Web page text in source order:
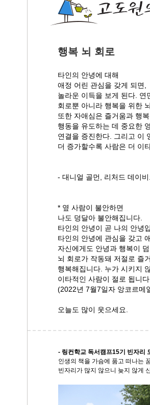
행복 뇌 회로
타인의 안녕에 대해
애정 어린 관심을 갖게 되면,
놀라운 이득을 보게 된다. 연
회로뿐 아니라 행복을 위한
또한 자애심은 즐거움과 행
행동을 유도하는 데 중요한
연결을 증진한다. 그리고 이
더 증가할수록 사람은 더 이
- 대니얼 골먼, 리처드 데이
* 옆 사람이 불안하면
나도 덩달아 불안해집니다.
타인의 안녕이 곧 나의 안녕
타인의 안녕에 관심을 갖고
자신에게도 안녕과 행복이
뇌 회로가 작동돼 저절로 즐
행복해집니다. 누가 시키지
이타적인 사람이 절로 됩니다.
(2022년 7월7일자 앙코르메
오늘도 많이 웃으세요.
- 링컨학교 독서캠프15기 빈자리
인생의 책을 가슴에 품고 떠나는
빈자리가 많지 않으니 늦지 않게